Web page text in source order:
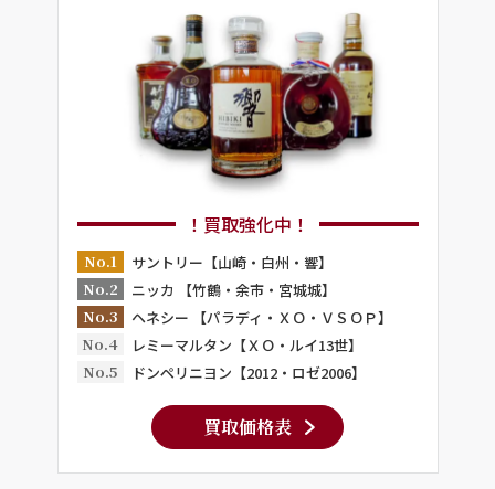
！買取強化中！
No.1
サントリー【山崎・白州・響】
No.2
ニッカ 【竹鶴・余市・宮城城】
No.3
ヘネシー 【パラディ・ＸＯ・ＶＳＯＰ】
No.4
レミーマルタン【ＸＯ・ルイ13世】
No.5
ドンペリニヨン【2012・ロゼ2006】
買取価格表